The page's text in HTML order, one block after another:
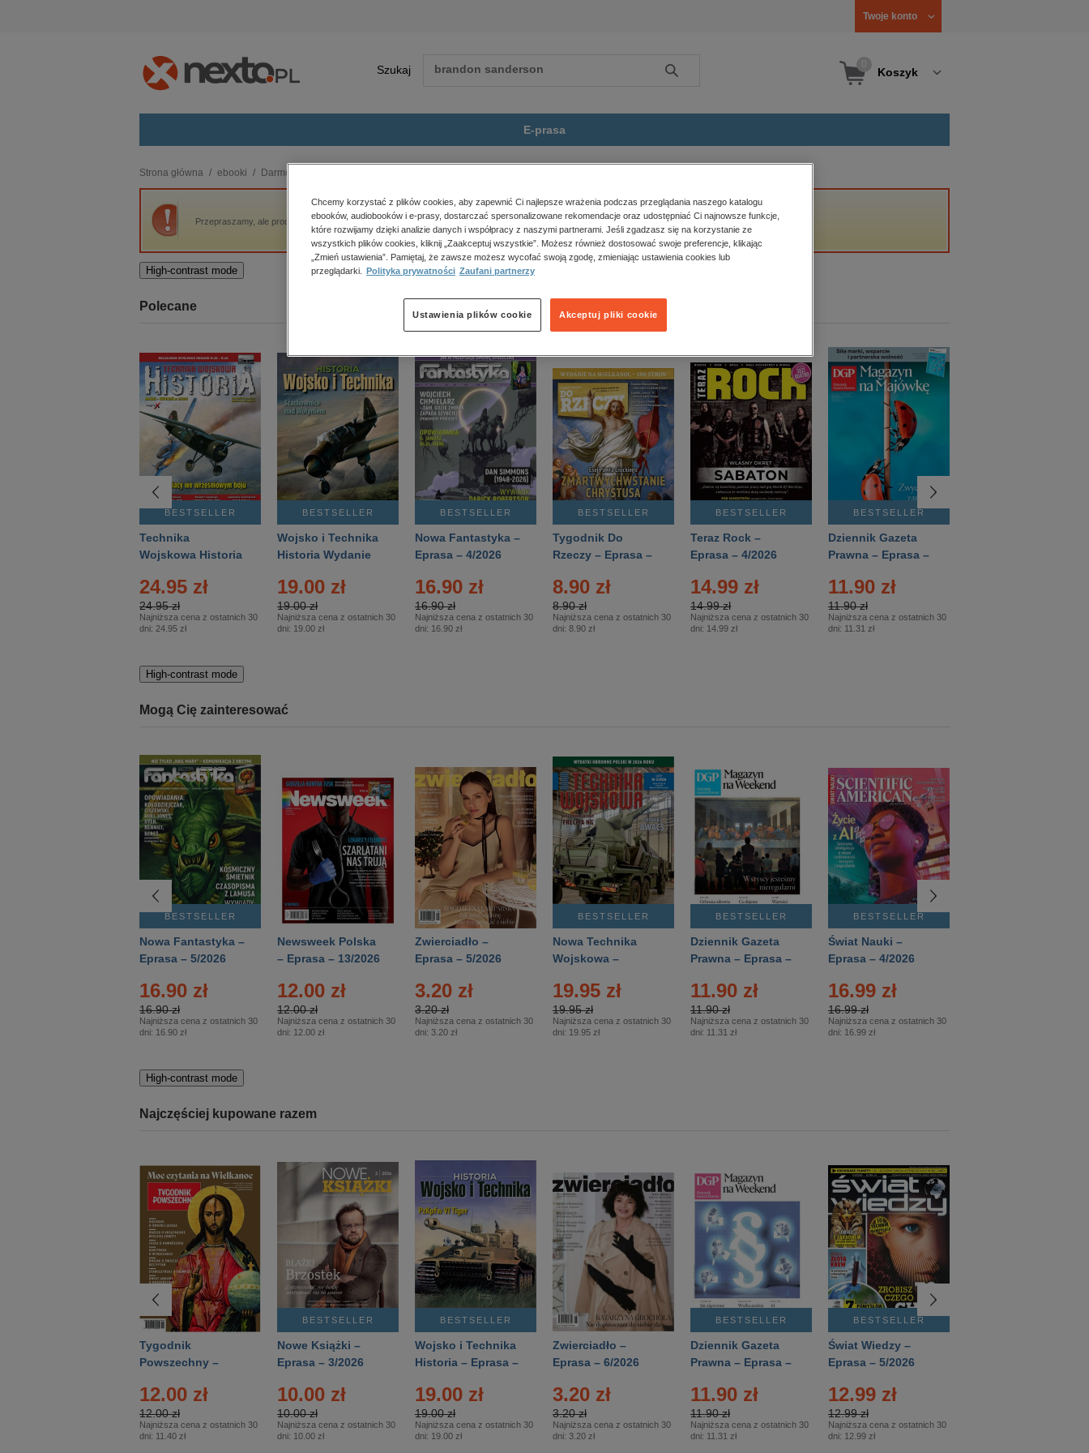
Twoje konto
Szukaj Szukaj Koszyk
E-prasa
budownictwo, aranżacja wnętrz
biznesowe, branżowe, gospodarka
darmowe wydania
edukacja
kobiece, lifestyle, kultura
polityka, społeczno-informacyjne
psychologiczne
inne
popularno-naukowe
historia
zdrowie
religie
Strona główna ebooki Darmowe ebooki
Przepraszamy, ale produkt „Chrześcijanin” nie jest dostępny.
High-contrast mode
Polecane
BESTSELLER
Technika
Wojskowa Historia
24.95 zł
24.95 zł
Najniższa cena z ostatnich 30
dni: 24.95 zł
BESTSELLER
Wojsko i Technika
Historia Wydanie
– 2/2026
19.00 zł
19.00 zł
Najniższa cena z ostatnich 30
dni: 19.00 zł
BESTSELLER
Nowa Fantastyka –
Eprasa – 4/2026
16.90 zł
16.90 zł
Najniższa cena z ostatnich 30
dni: 16.90 zł
BESTSELLER
Tygodnik Do
Rzeczy – Eprasa –
8.90 zł
8.90 zł
Najniższa cena z ostatnich 30
dni: 8.90 zł
BESTSELLER
Teraz Rock –
Eprasa – 4/2026
14.99 zł
14.99 zł
Najniższa cena z ostatnich 30
dni: 14.99 zł
BESTSELLER
Dziennik Gazeta
Prawna – Eprasa –
11.90 zł
11.90 zł
Najniższa cena z ostatnich 30
dni: 11.31 zł
High-contrast mode
Mogą Cię zainteresować
BESTSELLER
Nowa Fantastyka –
Eprasa – 5/2026
16.90 zł
16.90 zł
Najniższa cena z ostatnich 30
dni: 16.90 zł
Newsweek Polska
– Eprasa – 13/2026
12.00 zł
12.00 zł
Najniższa cena z ostatnich 30
dni: 12.00 zł
Zwierciadło –
Eprasa – 5/2026
3.20 zł
3.20 zł
Najniższa cena z ostatnich 30
dni: 3.20 zł
BESTSELLER
Nowa Technika
Wojskowa –
19.95 zł
19.95 zł
Najniższa cena z ostatnich 30
dni: 19.95 zł
BESTSELLER
Dziennik Gazeta
Prawna – Eprasa –
11.90 zł
11.90 zł
Najniższa cena z ostatnich 30
dni: 11.31 zł
BESTSELLER
Świat Nauki –
Eprasa – 4/2026
16.99 zł
16.99 zł
Najniższa cena z ostatnich 30
dni: 16.99 zł
High-contrast mode
Najczęściej kupowane razem
Tygodnik
Powszechny –
12.00 zł
12.00 zł
Najniższa cena z ostatnich 30
dni: 11.40 zł
BESTSELLER
Nowe Książki –
Eprasa – 3/2026
10.00 zł
10.00 zł
Najniższa cena z ostatnich 30
dni: 10.00 zł
BESTSELLER
Wojsko i Technika
Historia – Eprasa –
19.00 zł
19.00 zł
Najniższa cena z ostatnich 30
dni: 19.00 zł
Zwierciadło –
Eprasa – 6/2026
3.20 zł
3.20 zł
Najniższa cena z ostatnich 30
dni: 3.20 zł
BESTSELLER
Dziennik Gazeta
Prawna – Eprasa –
11.90 zł
11.90 zł
Najniższa cena z ostatnich 30
dni: 11.31 zł
BESTSELLER
Świat Wiedzy –
Eprasa – 5/2026
12.99 zł
12.99 zł
Najniższa cena z ostatnich 30
dni: 12.99 zł
Chcemy korzystać z plików cookies, aby zapewnić Ci najlepsze wrażenia podczas przeglądania naszego katalogu
ebooków, audiobooków i e-prasy, dostarczać spersonalizowane rekomendacje oraz udostępniać Ci najnowsze funkcje,
które rozwijamy dzięki analizie danych i współpracy z naszymi partnerami. Jeśli zgadzasz się na korzystanie ze
wszystkich plików cookies, kliknij „Zaakceptuj wszystkie”. Możesz również dostosować swoje preferencje, klikając
„Zmień ustawienia”. Pamiętaj, że zawsze możesz wycofać swoją zgodę, zmieniając ustawienia cookies lub
przeglądarki.
Polityka prywatności Zaufani partnerzy
Akceptuj pliki cookie
Ustawienia plików cookie